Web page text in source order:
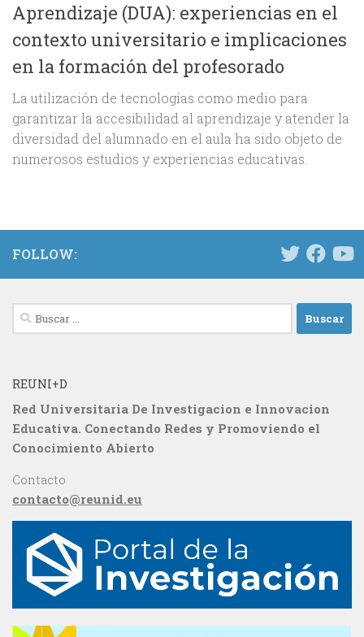
Aprendizaje (DUA): experiencias en el
contexto universitario e implicaciones
en la formación del profesorado
La utilización de tecnologías como medio para
garantizar la accesibilidad al aprendizaje y atender la
diversidad del alumnado en el aula ha sido objeto de
numerosos estudios y experiencias educativas.
FOLLOW:
Buscar:
REUNI+D
Red Universitaria De Investigacion e Innovacion
Educativa. Conectando Redes y Promoviendo el
Conocimiento Abierto
Contacto
contacto@reunid.eu